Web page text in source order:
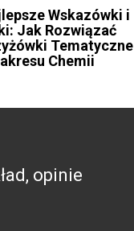
Wskazówki i
Jak Rozwiązać
Tematyczne
Chemii
opinie